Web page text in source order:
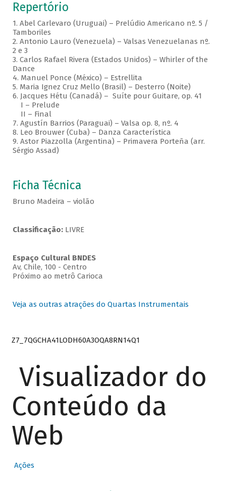
Repertório
1. Abel Carlevaro (Uruguai) – Prelúdio Americano nº. 5 /
Tamboriles
2. Antonio Lauro (Venezuela) – Valsas Venezuelanas nº.
2 e 3
3. Carlos Rafael Rivera (Estados Unidos) – Whirler of the
Dance
4. Manuel Ponce (México) – Estrellita
5. Maria Ignez Cruz Mello (Brasil) – Desterro (Noite)
6. Jacques Hétu (Canadá) – Suíte pour Guitare, op. 41
I – Prelude
II – Final
7. Agustín Barrios (Paraguai) – Valsa op. 8, nº. 4
8. Leo Brouwer (Cuba) – Danza Característica
9. Astor Piazzolla (Argentina) – Primavera Porteña (arr.
Sérgio Assad)
Ficha Técnica
Bruno Madeira – violão
Classificação: LIVRE
Espaço Cultural BNDES
Av, Chile, 100 - Centro
Próximo ao metrô Carioca
Veja as outras atrações do Quartas Instrumentais
Z7_7QGCHA41LODH60A3OQA8RN14Q1
Visualizador do
Conteúdo da
Web
Ações